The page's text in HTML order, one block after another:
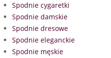
Spodnie cygaretki
Spodnie damskie
Spodnie dresowe
Spodnie eleganckie
Spodnie męskie